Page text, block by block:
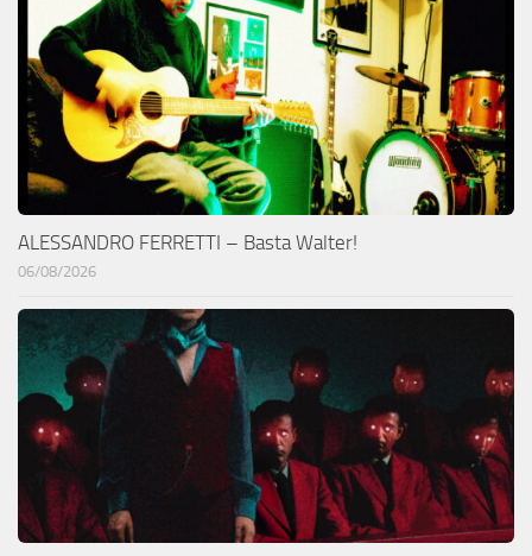
ALESSANDRO FERRETTI – Basta Walter!
06/08/2026